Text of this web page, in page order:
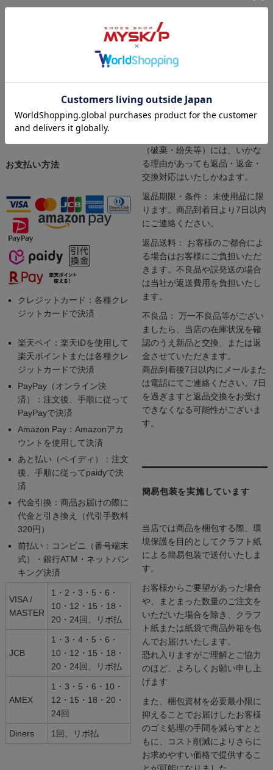
商品の発送やお問い合わせへの
対応は、定休日（土日祝日）を
除く平日10:00～17:00となりま
す。
お支払い方法
クレジットカード：各種クレ
ジットカードで決済
楽天ペイ：楽天IDを使用して
楽天ポイントまたは各種クレ
ジットカードで決済
PayPay（オンライン決
済）：注文後、手順に従って
PayPayで決済
Amazon Pay：Amazonアカ
ウントを使用して決済
あと払い（ペイディ）：注文
後、手順に従ってpaidyで決
済
代金引換：商品お届けの際に
代金と引き換え（代引手数料
320円）
前払い：コンビニ（番号端末
式）・銀行ATM・ネットバン
キング決済
VISA /
MASTER
1・2・3・5・6・
10・12・15・18・
20・24回、リボ払
JCB
1・3・4・5・6・
10・12・15・18・
20・24回、リボ払
AMEX
1・3・5・6・10・
12・15・18・20・
24回
Diners 1回、リボ払
「注文内容を間違えた」「イメ
ージと違った」など、お客様の
ご都合による返品や交換もお受
けしております。安心してお買
い求めください。
※一部商品（シューケア用品・
インソール・ソックス）は返品
や交換をお受けできません。
（破棄・紛失等）には、いかな
る理由があっても返品・返金・
交換対応はいたしかねます。
返品期限・条件： 未使用品に限
ります。商品到着日より7日以内
にご連絡ください。
返品送料： お客様のご都合によ
る場合はお客様にご負担いただ
きます。不良品や誤発送の場合
は当社が返送費用を負担いたし
ます。
不良品： 万一不良品等がござい
ましたら、当店の在庫状況を確
認のうえ新品と交換、または返
金させていただきます。
商品到着後7日以内にメールまた
は電話にてご連絡ください。7日
を過ぎますと返品交換をお受け
できなくなる可能性がございま
す。
簡易包装を実施しています
当店では商品を梱包する際、環
境保護を目的としてクラフト紙
による簡易包装で送付いたしま
す。
お客様からご要望があった場合
や、まとまった数量のご注文を
いただいた場合を除き、クラフ
ト紙または紙袋で商品外箱を包
んでお届けいたします。
恐れ入りますがご理解とご協力
のほど、よろしくお願い申し上
げます
また、梱包資材を必要最小限に
抑えることでお届けしたお客様
のゴミ処理の手間を減らすとと
もに、コスト削減によりさらに
お求めやすい価格で提供するこ